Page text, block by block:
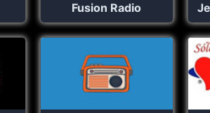
Fusion Radio